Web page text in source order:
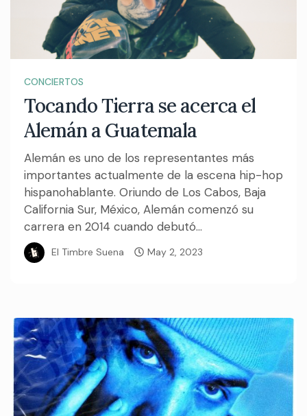
CONCIERTOS
Tocando Tierra se acerca el
Alemán a Guatemala
Alemán es uno de los representantes más
importantes actualmente de la escena hip-hop
hispanohablante. Oriundo de Los Cabos, Baja
California Sur, México, Alemán comenzó su
carrera en 2014 cuando debutó...
El Timbre Suena May 2, 2023